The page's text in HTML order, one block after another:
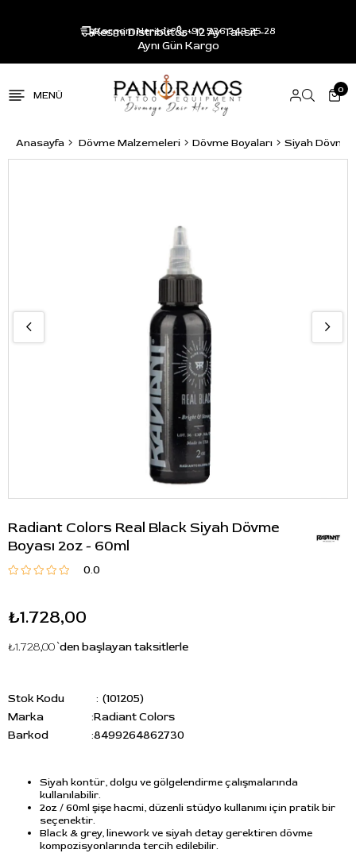
Resmi Distribütör - 12 Ay Taksit -
Aynı Gün Kargo
Kargom Nerede? +90 536 343 25 28
0
Anasayfa Dövme Malzemeleri Dövme Boyaları Siyah Dövme
Radiant Colors Real Black Siyah Dövme
Boyası 2oz - 60ml
0.0
₺1.728,00
₺1.728,00`den başlayan taksitlerle
Stok Kodu
(101205)
Marka
:Radiant Colors
Barkod
:8499264862730
Siyah kontür, dolgu ve gölgelendirme çalışmalarında
kullanılabilir.
2oz / 60ml şişe hacmi, düzenli stüdyo kullanımı için pratik bir
seçenektir.
Black & grey, linework ve siyah detay gerektiren dövme
kompozisyonlarında tercih edilebilir.